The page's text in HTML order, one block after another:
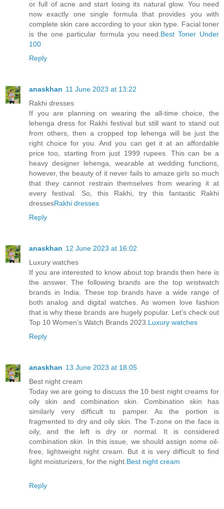
or full of acne and start losing its natural glow. You need
now exactly one single formula that provides you with
complete skin care according to your skin type. Facial toner
is the one particular formula you need. Best Toner Under
100
Reply
anaskhan 11 June 2023 at 13:22
Rakhi dresses
If you are planning on wearing the all-time choice, the
lehenga dress for Rakhi festival but still want to stand out
from others, then a cropped top lehenga will be just the
right choice for you. And you can get it at an affordable
price too, starting from just 1999 rupees. This can be a
heavy designer lehenga, wearable at wedding functions,
however, the beauty of it never fails to amaze girls so much
that they cannot restrain themselves from wearing it at
every festival. So, this Rakhi, try this fantastic Rakhi
dressesRakhi dresses
Reply
anaskhan 12 June 2023 at 16:02
Luxury watches
If you are interested to know about top brands then here is
the answer. The following brands are the top wristwatch
brands in India. These top brands have a wide range of
both analog and digital watches. As women love fashion
that is why these brands are hugely popular. Let’s check out
Top 10 Women’s Watch Brands 2023. Luxury watches
Reply
anaskhan 13 June 2023 at 18:05
Best night cream
Today we are going to discuss the 10 best night creams for
oily skin and combination skin. Combination skin has
similarly very difficult to pamper. As the portion is
fragmented to dry and oily skin. The T-zone on the face is
oily, and the left is dry or normal. It is considered
combination skin. In this issue, we should assign some oil-
free, lightweight night cream. But it is very difficult to find
light moisturizers, for the night. Best night cream
Reply